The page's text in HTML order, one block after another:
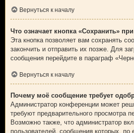
Вернуться к началу
Что означает кнопка «Сохранить»
Эта кнопка позволяет вам сохранять
закончить и отправить их позже. Для
сообщения перейдите в параграф
Вернуться к началу
Почему моё сообщение требует
Администратор конференции может
требуют предварительного просмотра
Возможно также, что администратор
пользователей, сообщения которых, по